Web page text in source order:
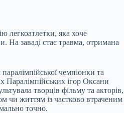
легкоатлетки, яка хоче
На заваді стає травма, отримана
чемпіонки та
Паралімпійських ігор Оксани
творців фільму та акторів,
чи життям із частково втраченим
точно.